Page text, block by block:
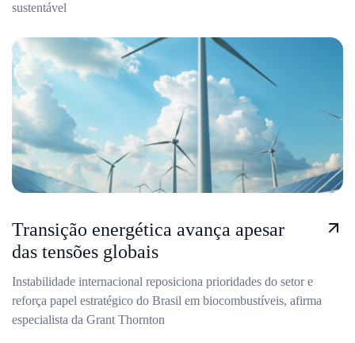
sustentável
Transição energética avança apesar
das tensões globais
Instabilidade internacional reposiciona prioridades do setor e
reforça papel estratégico do Brasil em biocombustíveis, afirma
especialista da Grant Thornton